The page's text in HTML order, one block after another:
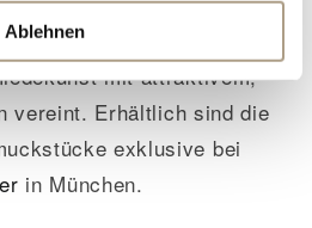
Ablehnen
Ohrringe
mit attraktivem,
vereint. Erhältlich sind die
exklusive bei
in München.